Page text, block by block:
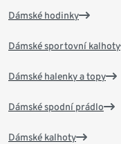
Dámské hodinky
Dámské sportovní kalhoty
Dámské halenky a topy
Dámské spodní prádlo
Dámské kalhoty